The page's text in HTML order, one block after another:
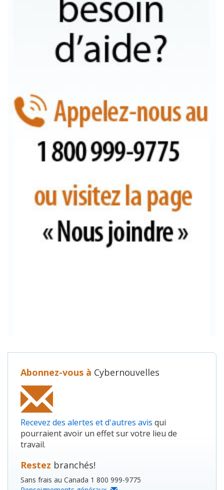
Abonnez-vous à Cybernouvelles
Recevez des alertes et d'autres avis qui
pourraient avoir un effet sur votre lieu de
travail.
Restez branchés!
Sans frais au Canada 1 800 999-9775